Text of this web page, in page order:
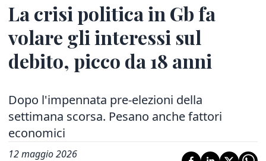
La crisi politica in Gb fa
volare gli interessi sul
debito, picco da 18 anni
Dopo l'impennata pre-elezioni della
settimana scorsa. Pesano anche fattori
economici
12 maggio 2026